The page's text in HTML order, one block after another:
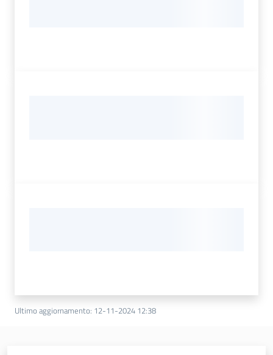
Ultimo aggiornamento: 12-11-2024 12:38